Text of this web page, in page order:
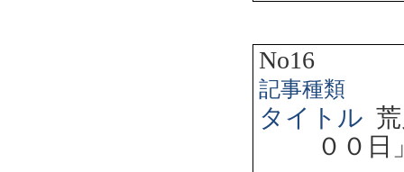
No16
記事種類
タイトル
００日